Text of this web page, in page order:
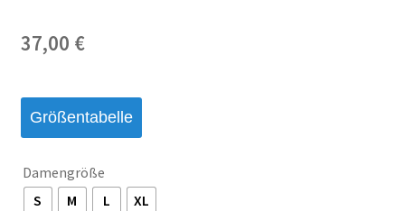
37,00 €
Größentabelle
Damengröße
S
M L XL